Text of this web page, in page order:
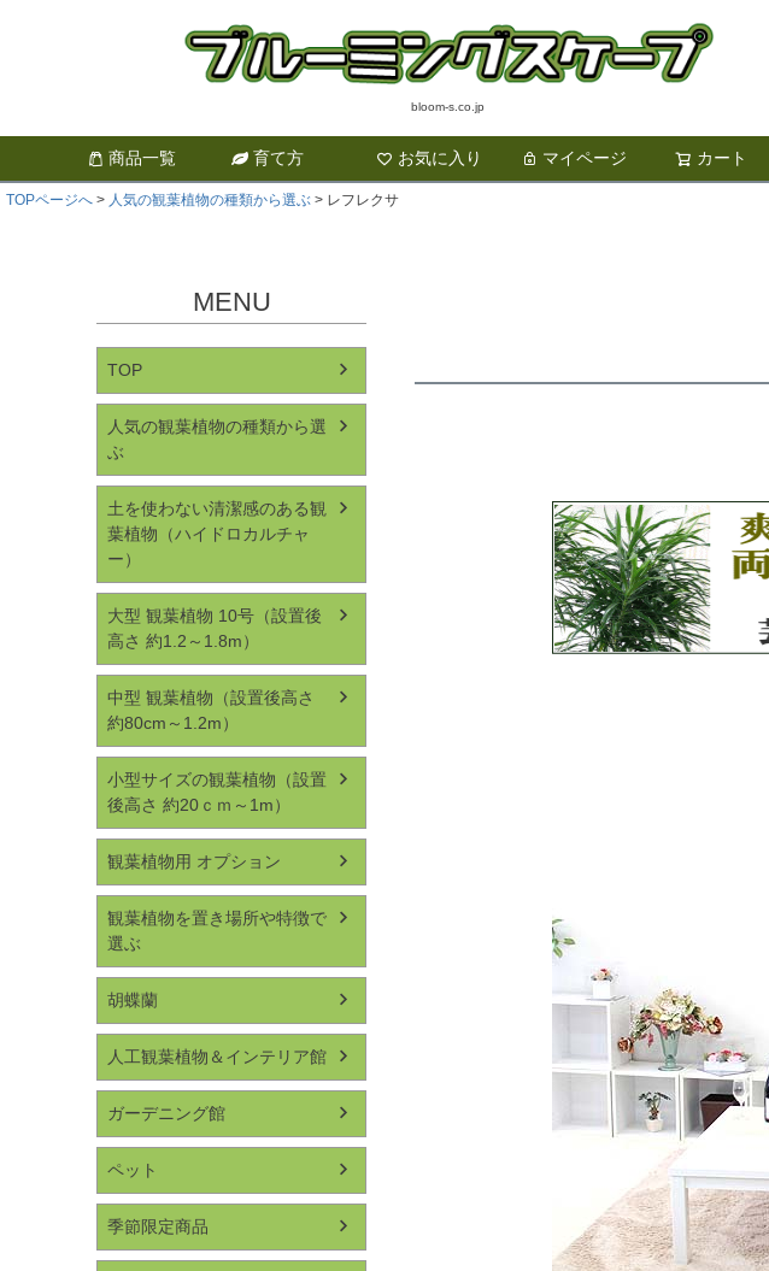
bloom-s.co.jp
商品一覧 育て方 お気に入り マイページ カート
TOPページへ 人気の観葉植物の種類から選ぶ レフレクサ
MENU
TOP
人気の観葉植物の種類から選
ぶ
土を使わない清潔感のある観
葉植物（ハイドロカルチャ
ー）
大型 観葉植物 10号（設置後
高さ 約1.2～1.8m）
中型 観葉植物（設置後高さ
約80cm～1.2m）
小型サイズの観葉植物（設置
後高さ 約20ｃｍ～1m）
観葉植物用 オプション
観葉植物を置き場所や特徴で
選ぶ
胡蝶蘭
人工観葉植物＆インテリア館
ガーデニング館
ペット
季節限定商品